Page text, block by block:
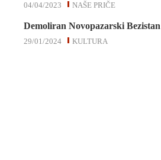
NAŠE PRIČE
04/04/2023
Demoliran Novopazarski Bezistan
KULTURA
29/01/2024